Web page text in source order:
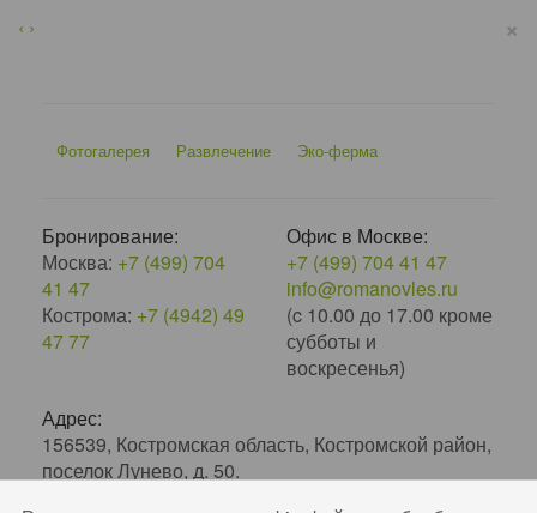
‹ › ×
Фотогалерея Развлечение Эко-ферма
Бронирование:
Москва: +7 (499) 704
41 47
Кострома: +7 (4942) 49
47 77
Офис в Москве:
+7 (499) 704 41 47
info@romanovles.ru
(c 10.00 до 17.00 кроме
субботы и
воскресенья)
Адрес:
156539, Костромская область, Костромской район,
поселок Лунево, д. 50.